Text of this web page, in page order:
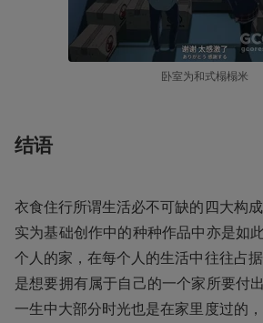
卧室为和式榻榻米
结语
衣食住行所谓生活必不可缺的四大构
实为基础创作中的种种作品中亦是如
个人的家，在每个人的生活中往往占
是想要拥有属于自己的一个家所要付
一生中大部分时光也是在家里度过的